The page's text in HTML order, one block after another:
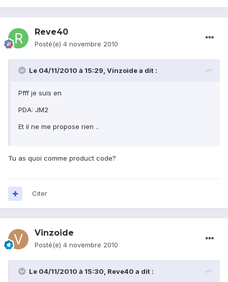
Reve40
Posté(e) 4 novembre 2010
Le 04/11/2010 à 15:29, Vinzoide a dit :
Pfff je suis en
PDA: JM2
Et il ne me propose rien ..
Tu as quoi comme product code?
Citer
Vinzoide
Posté(e) 4 novembre 2010
Le 04/11/2010 à 15:30, Reve40 a dit :